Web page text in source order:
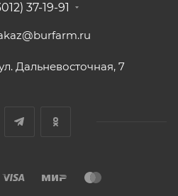
37-19-91
Дальневосточная, 7